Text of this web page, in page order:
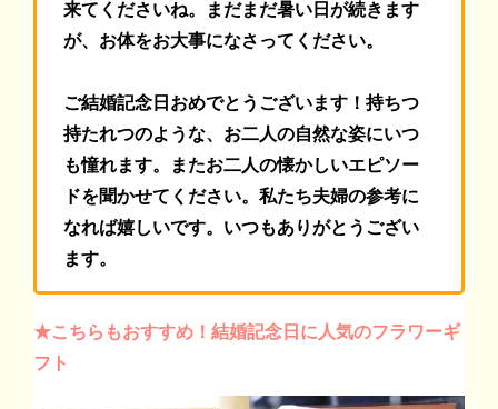
来てくださいね。まだまだ暑い日が続きます
が、お体をお大事になさってください。
ご結婚記念日おめでとうございます！ 持ちつ
持たれつのような、お二人の自然な姿にいつ
も憧れます。またお二人の懐かしいエピソー
ドを聞かせてください。私たち夫婦の参考に
なれば嬉しいです。いつもありがとうござい
ます。
★こちらもおすすめ！結婚記念日に人気のフラワーギ
フト